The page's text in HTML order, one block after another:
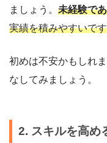
ましょう。 未経験で
実績を積みやすいで
初めは不安かもしれ
なしてみましょう。
2. スキルを高め